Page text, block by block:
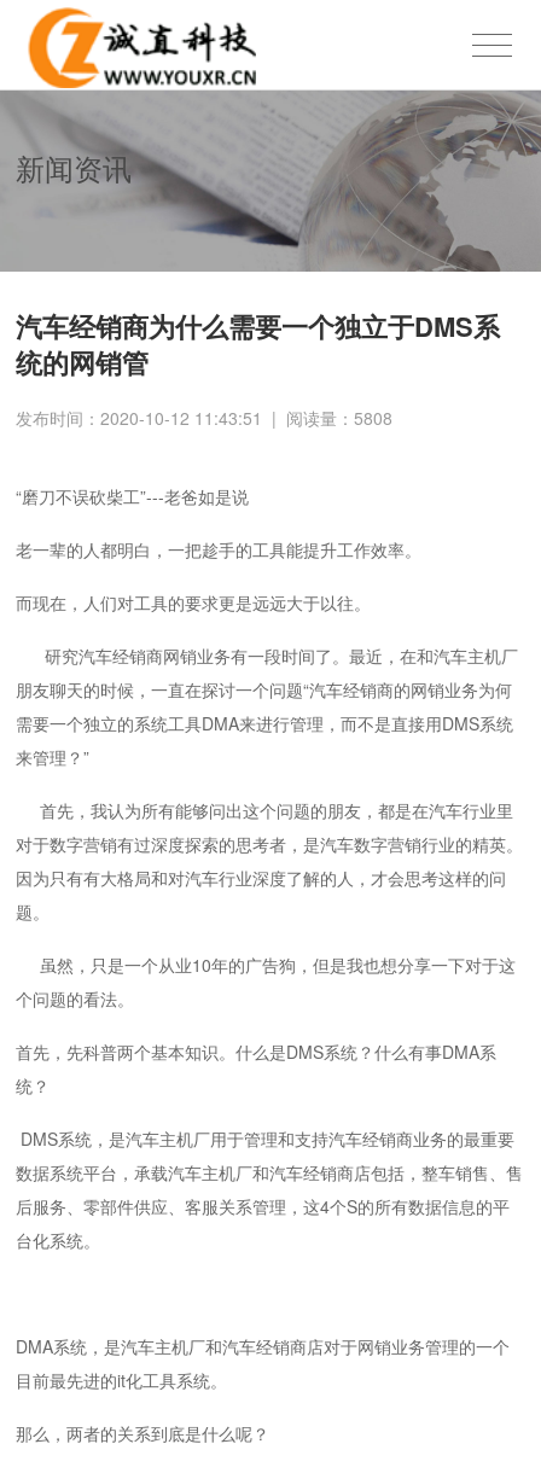
新闻资讯
汽车经销商为什么需要一个独立于DMS系
统的网销管
发布时间：2020-10-12 11:43:51 | 阅读量：5808
“磨刀不误砍柴工”---老爸如是说
老一辈的人都明白，一把趁手的工具能提升工作效率。
而现在，人们对工具的要求更是远远大于以往。
研究汽车经销商网销业务有一段时间了。最近，在和汽车主机厂
朋友聊天的时候，一直在探讨一个问题“汽车经销商的网销业务为何
需要一个独立的系统工具DMA来进行管理，而不是直接用DMS系统
来管理？”
首先，我认为所有能够问出这个问题的朋友，都是在汽车行业里
对于数字营销有过深度探索的思考者，是汽车数字营销行业的精英。
因为只有有大格局和对汽车行业深度了解的人，才会思考这样的问
题。
虽然，只是一个从业10年的广告狗，但是我也想分享一下对于这
个问题的看法。
首先，先科普两个基本知识。什么是DMS系统？什么有事DMA系
统？
DMS系统，是汽车主机厂用于管理和支持汽车经销商业务的最重要
数据系统平台，承载汽车主机厂和汽车经销商店包括，整车销售、售
后服务、零部件供应、客服关系管理，这4个S的所有数据信息的平
台化系统。
DMA系统，是汽车主机厂和汽车经销商店对于网销业务管理的一个
目前最先进的it化工具系统。
那么，两者的关系到底是什么呢？